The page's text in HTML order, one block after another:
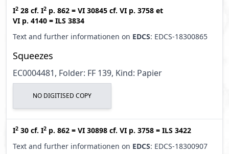
I2 28 cf. I2 p. 862 = VI 30845 cf. VI p. 3758 et
VI p. 4140 = ILS 3834
Text and further informationen on EDCS: EDCS-18300865
Squeezes
EC0004481, Folder: FF 139, Kind: Papier
NO DIGITISED COPY
I2 30 cf. I2 p. 862 = VI 30898 cf. VI p. 3758 = ILS 3422
Text and further informationen on EDCS: EDCS-18300907